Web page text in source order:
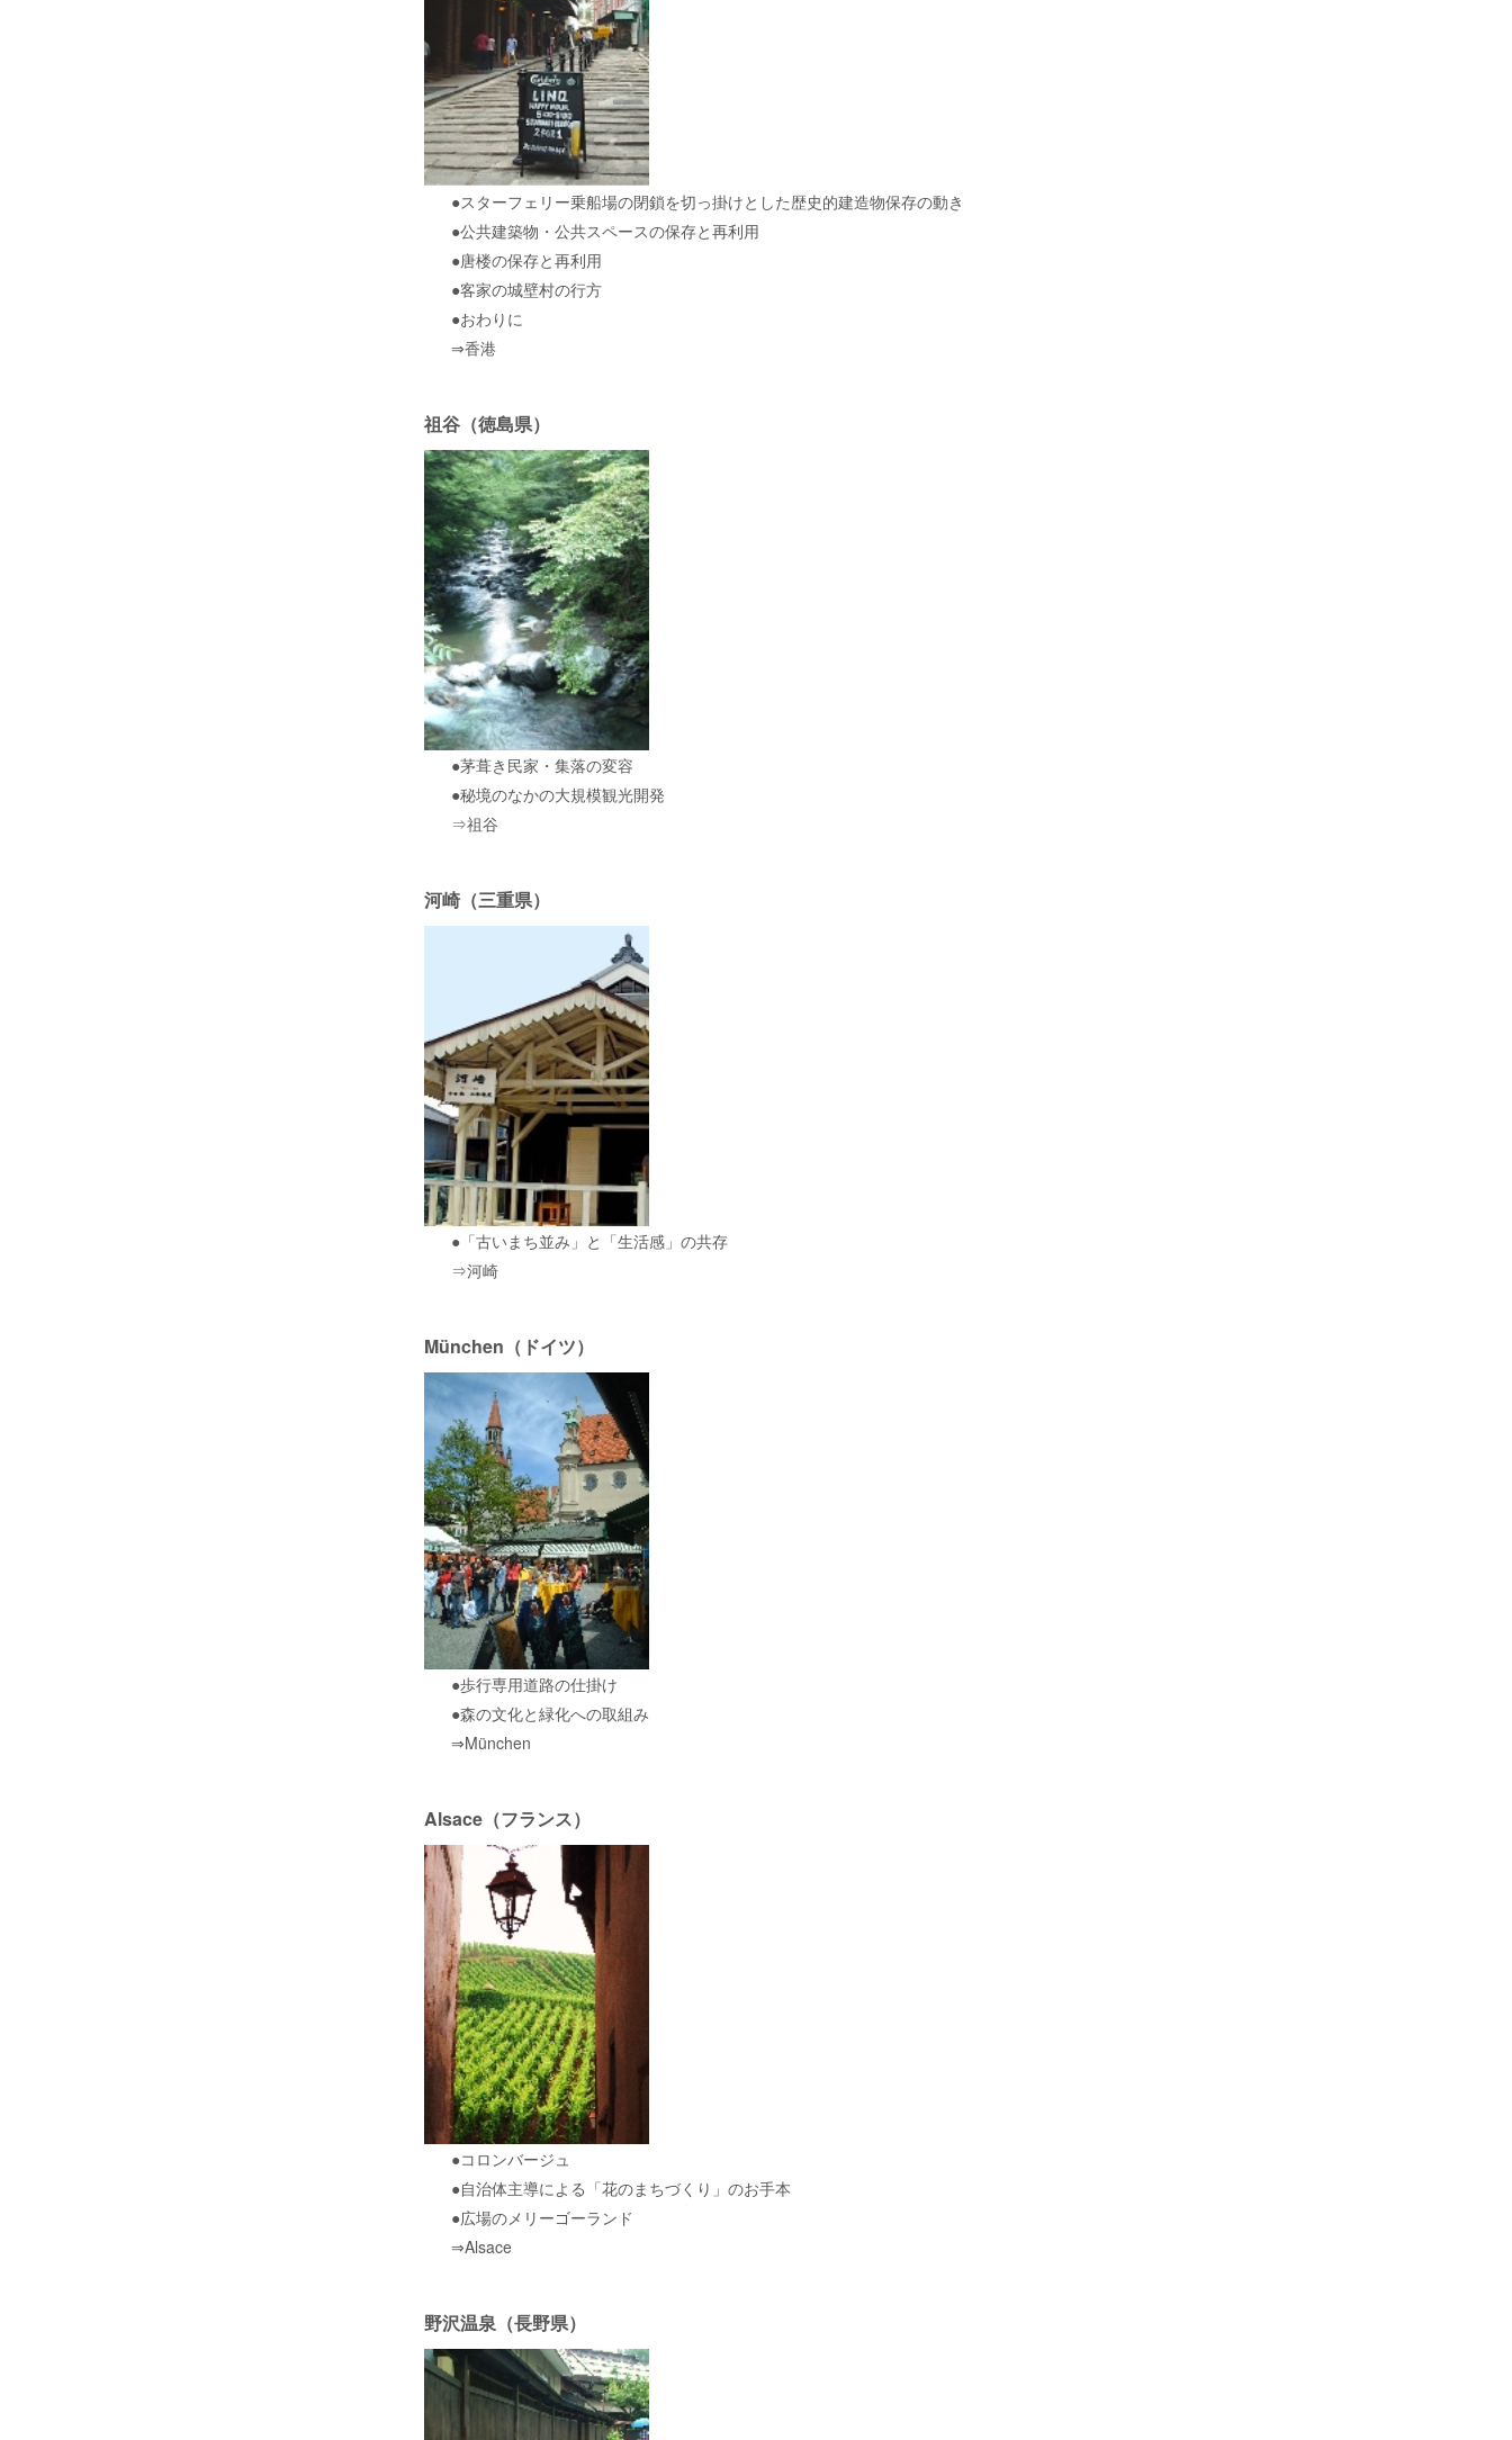
●スターフェリー乗船場の閉鎖を切っ掛けとした歴史的建造物保存の動き
●公共建築物・公共スペースの保存と再利用
●唐楼の保存と再利用
●客家の城壁村の行方
●おわりに
⇒香港
祖谷（徳島県）
●茅葺き民家・集落の変容
●秘境のなかの大規模観光開発
⇒祖谷
河崎（三重県）
●「古いまち並み」と「生活感」の共存
⇒河崎
München（ドイツ）
●歩行専用道路の仕掛け
●森の文化と緑化への取組み
⇒München
Alsace（フランス）
●コロンバージュ
●自治体主導による「花のまちづくり」のお手本
●広場のメリーゴーランド
⇒Alsace
野沢温泉（長野県）